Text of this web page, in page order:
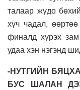
талаар жүдо
хүч чадал,
финалд хүрэх
удаа хэн нэгэнд
-НУТГИЙН
БУС ШАЛАН